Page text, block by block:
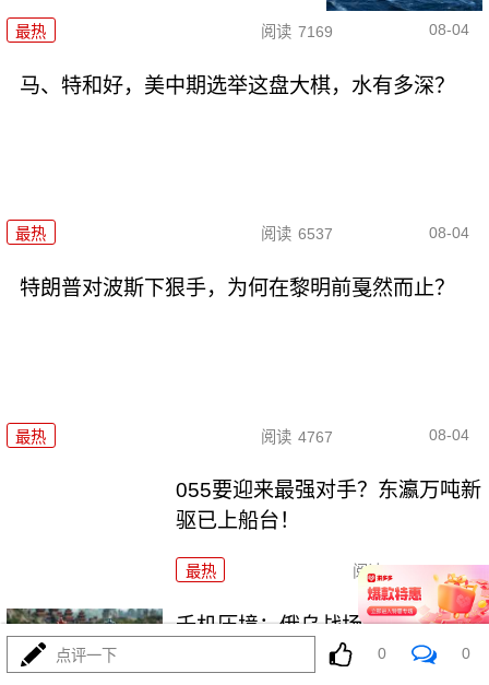
最热 阅读 7169 08-04
马、特和好，美中期选举这盘大棋，水有多深？
最热 阅读 6537 08-04
特朗普对波斯下狠手，为何在黎明前戛然而止？
最热 阅读 4767 08-04
055要迎来最强对手？东瀛万吨新
驱已上船台！
最热 阅读 11365
千机压境：俄乌战场上的\"蜂群
\"博弈与东大启示
点评一下 0 0